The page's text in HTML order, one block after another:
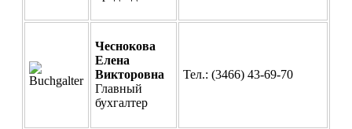
Чеснокова
Елена
Викторовна
Главный
бухгалтер
Тел.: (3466) 43-69-70